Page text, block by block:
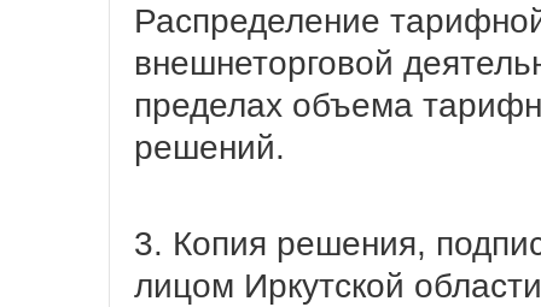
Распределение
внешнеторговой
пределах объема
решений.
3. Копия решения,
лицом Иркутской